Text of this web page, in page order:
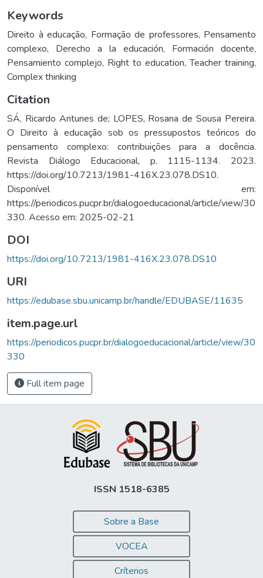
Keywords
Direito à educação, Formação de professores, Pensamento
complexo, Derecho a la educación, Formación docente,
Pensamiento complejo, Right to education,Teacher training,
Complex thinking
Citation
SÁ, Ricardo Antunes de; LOPES, Rosana de Sousa Pereira.
O Direito à educação sob os pressupostos teóricos do
pensamento complexo: contribuições para a docência.
Revista Diálogo Educacional, p. 1115-1134. 2023.
https://doi.org/10.7213/1981-416X.23.078.DS10.
Disponível em:
https://periodicos.pucpr.br/dialogoeducacional/article/view/30
330. Acesso em: 2025-02-21
DOI
https://doi.org/10.7213/1981-416X.23.078.DS10
URI
https://edubase.sbu.unicamp.br/handle/EDUBASE/11635
item.page.url
https://periodicos.pucpr.br/dialogoeducacional/article/view/30
330
Full item page
ISSN 1518-6385
Sobre a Base
VOCEA
Críterios